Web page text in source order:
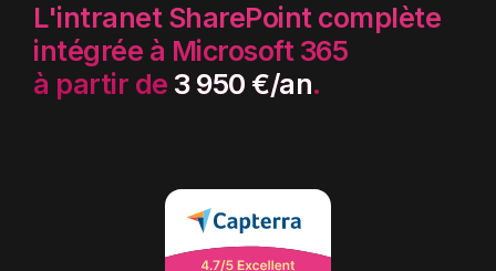
L'intranet SharePoint complète
intégrée à Microsoft 365
à partir de 3 950 €/an.